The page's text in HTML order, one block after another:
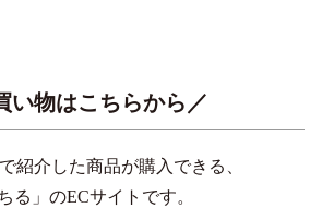
い物はこちらから／
紹介した商品が購入できる、
る」のECサイトです。